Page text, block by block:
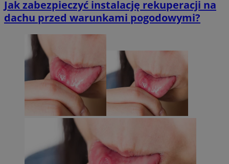
Jak zabezpieczyć instalację rekuperacji na
dachu przed warunkami pogodowymi?